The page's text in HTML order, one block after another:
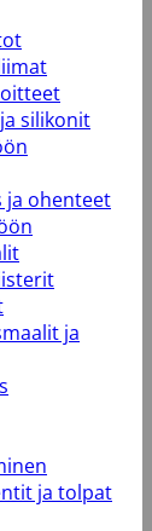
silikonit
ja ohenteet
ja
ja tolpat